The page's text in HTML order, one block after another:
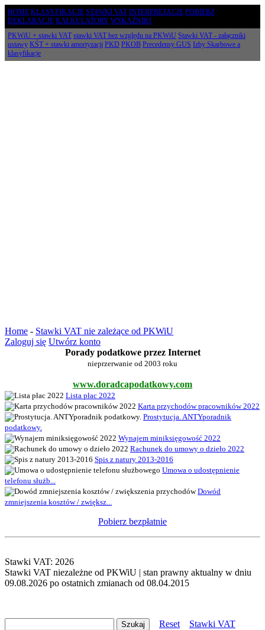
HOME KLASYFIKACJE STAWKI VAT INTERPRETACJE POBIERZ
DEKLARACJE KALKULATORY WSKAŹNIKI
PKWiU + stawki VAT stawki VAT bez względu na PKWiU Stawki VAT - załączniki
ustawy KŚT + stawki amortyzacji PKD PKOB Precedensy GUS Izby Skarbowe a
klasyfikacje
Home - Stawki VAT nie zależące od PKWiU
Zaloguj się Utwórz konto
Porady podatkowe przez Internet
nieprzerwanie od 2003 roku
www.doradcapodatkowy.com
Lista płac 2022
Karta przychodów pracowników 2022
Prostytucja. ANTYporadnik
podatkowy.
Wynajem miniksięgowość 2022
Rachunek do umowy o dzieło 2022
Spis z natury 2013-2016
Umowa o udostępnienie
telefonu służb...
Dowód
zmniejszenia kosztów / zwiększ...
Pobierz bezpłatnie
Stawki VAT: 2026
Stawki VAT niezależne od PKWiU | stan prawny aktualny w dniu
09.08.2026 po ostatnich zmianach od 08.04.2015
Reset
Stawki VAT